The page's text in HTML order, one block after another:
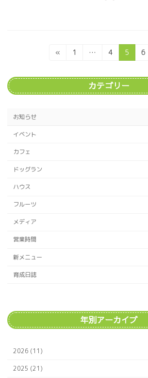
の
ー
ジ
送
り
«
固
ー
ジ
1 …
固
ー
ジ
4
固
定
ー
ジ
5
固
ー
ジ
6
カテゴリー
お知らせ
イベント
カフェ
ドッグラン
ハウス
フルーツ
メディア
営業時間
新メニュー
育成日誌
年別アーカイブ
2026 (11)
2025 (21)